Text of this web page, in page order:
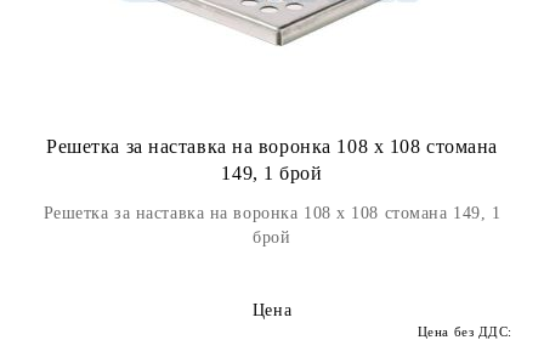
Решетка за наставка на воронка 108 x 108 стомана
149, 1 брой
Решетка за наставка на воронка 108 x 108 стомана 149, 1
брой
Цена
Цена без ДДС: